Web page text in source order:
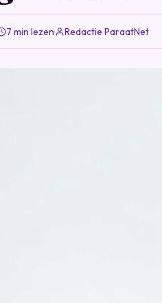
7 min lezen· Redactie ParaatNet